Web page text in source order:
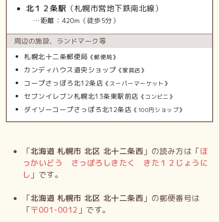
北１２条駅 （札幌市営地下鉄南北線）
…距離：420m（徒歩5分）
周辺の施設、 ランドマーク等
札幌北十二条郵便局 《郵便局》
カンディハウス道央ショップ 《家具店》
コープさっぽろ北12条店 《スーパーマーケット》
セブンイレブン札幌北13条東駅前店 《コンビニ》
ダイソーコープさっぽろ北12条店 《100円ショップ》
「北海道 札幌市 北区 北十二条西 」の読み方は「ほ
っかいどう さっぽろしきたく きた１２じょうに
し 」です。
「北海道 札幌市 北区 北十二条西 」の郵便番号は
「〒001-0012 」です。